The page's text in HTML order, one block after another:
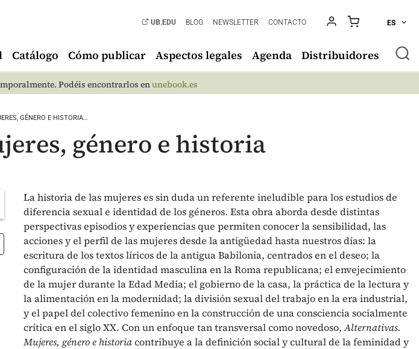
UB.EDU BLOG NEWSLETTER CONTACTO ES
Catálogo Cómo publicar Aspectos legales Agenda Distribuidores
Podéis encontrarlos enunebook.es
GÉNERO E HISTORIA…
género e historia
La historia de las mujeres es sin duda un referente ineludible para los estudios de
diferencia sexual e identidad de los géneros. Esta obra aborda desde distintas
perspectivas episodios y experiencias que permiten conocer la sensibilidad, las
acciones y el perfil de las mujeres desde la antigüedad hasta nuestros días: la
escritura de los textos líricos de la antigua Babilonia, centrados en el deseo; la
configuración de la identidad masculina en la Roma republicana; el envejecimiento
de la mujer durante la Edad Media; el gobierno de la casa, la práctica de la lectura y
la alimentación en la modernidad; la división sexual del trabajo en la era industrial,
y el papel del colectivo femenino en la construcción de una consciencia socialmente
crítica en el siglo XX. Con un enfoque tan transversal como novedoso,Alternativas.
Mujeres, género e historiacontribuye a la definición social y cultural de la feminidad y